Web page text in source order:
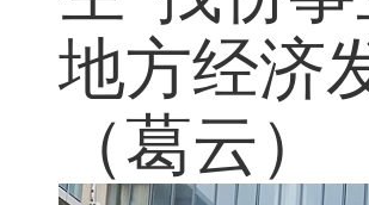
生“找份
地方经